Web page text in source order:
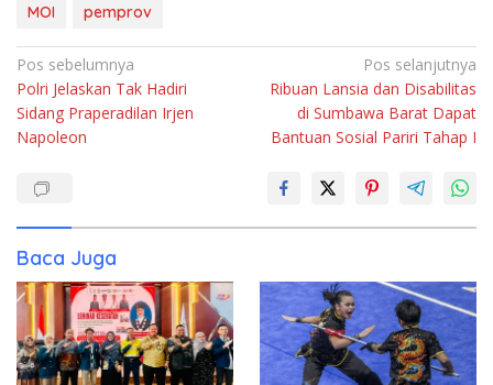
MOI pemprov
Navigasi
pos
Pos sebelumnya
Polri Jelaskan Tak Hadiri
Sidang Praperadilan Irjen
Napoleon
Pos selanjutnya
Ribuan Lansia dan Disabilitas
di Sumbawa Barat Dapat
Bantuan Sosial Pariri Tahap I
Baca Juga